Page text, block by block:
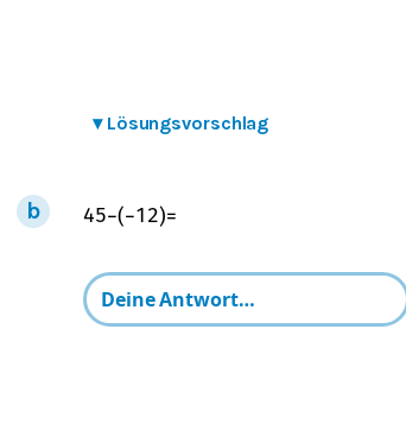
▾ Lösungsvorschlag
45−(−1 2)=